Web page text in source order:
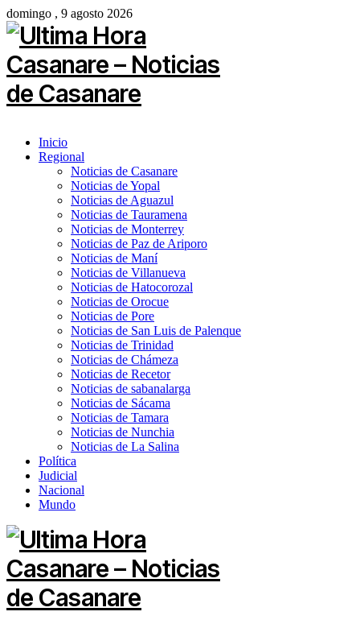
domingo , 9 agosto 2026
Inicio
Regional
Noticias de Casanare
Noticias de Yopal
Noticias de Aguazul
Noticias de Tauramena
Noticias de Monterrey
Noticias de Paz de Ariporo
Noticias de Maní
Noticias de Villanueva
Noticias de Hatocorozal
Noticias de Orocue
Noticias de Pore
Noticias de San Luis de Palenque
Noticias de Trinidad
Noticias de Chámeza
Noticias de Recetor
Noticias de sabanalarga
Noticias de Sácama
Noticias de Tamara
Noticias de Nunchia
Noticias de La Salina
Política
Judicial
Nacional
Mundo